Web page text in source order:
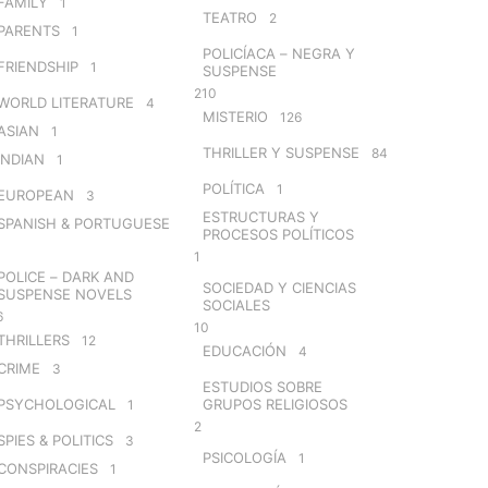
1
1
LITERATURE 4
1
1
3
& PORTUGUESE
– DARK AND
NOVELS
12
3
1
& POLITICS 3
1
TEATRO 2
POLICÍACA – NEGRA Y
SUSPENSE
210
MISTERIO 126
THRILLER Y SUSPENSE 84
POLÍTICA 1
ESTRUCTURAS Y
PROCESOS POLÍTICOS
1
SOCIEDAD Y CIENCIAS
SOCIALES
10
EDUCACIÓN 4
ESTUDIOS SOBRE
GRUPOS RELIGIOSOS
2
PSICOLOGÍA 1